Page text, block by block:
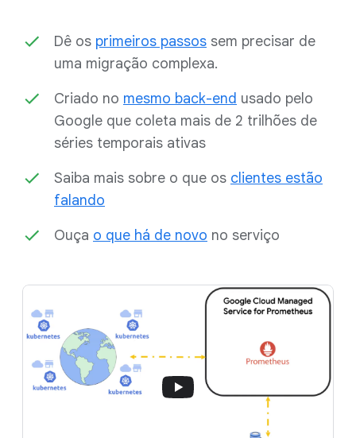
Dê os primeiros passos sem precisar de
uma migração complexa.
Criado no mesmo back-end usado pelo
Google que coleta mais de 2 trilhões de
séries temporais ativas
Saiba mais sobre o que os clientes estão
falando
Ouça o que há de novo no serviço